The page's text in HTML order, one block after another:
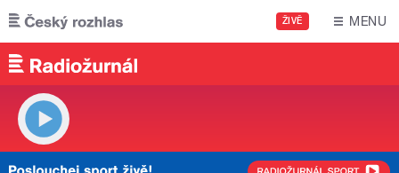
Přejít k hlavnímu obsahu
ŽIVĚ MENU